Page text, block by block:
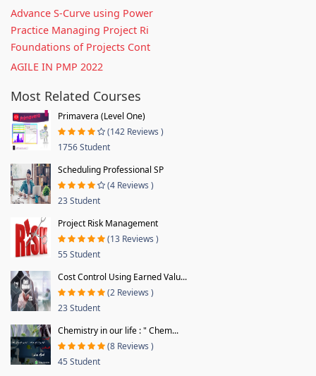
Advance S-Curve using Power
Practice Managing Project Ri
Foundations of Projects Cont
AGILE IN PMP 2022
Most Related Courses
Primavera (Level One)
(142 Reviews )
1756 Student
Scheduling Professional SP
(4 Reviews )
23 Student
Project Risk Management
(13 Reviews )
55 Student
Cost Control Using Earned Valu...
(2 Reviews )
23 Student
Chemistry in our life : " Chem...
(8 Reviews )
45 Student